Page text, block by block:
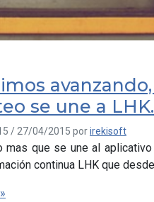
se une a LHK.
/ 27/04/2015 porirekisoft
mas que se une al
continua LHK que